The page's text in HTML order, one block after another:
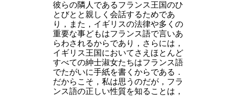
彼らの隣人であるフランス王国のひ
とびとと親しく会話するためであ
り，また，イギリスの法律や多くの
重要な事どもはフランス語で言いあ
らわされるからであり，さらには，
イギリス王国においてさえほとんど
すべての紳士淑女たちはフランス語
でたがいに手紙を書くからである．
だからこそ，私は思うのだが，フラ
ンス語の正しい性質を知ることは，